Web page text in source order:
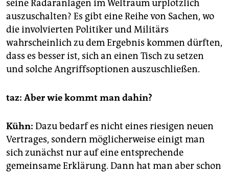
seine Radaranlagen im Weltraum urplötzlich
auszuschalten? Es gibt eine Reihe von Sachen, wo
die involvierten Politiker und Militärs
wahrscheinlich zu dem Ergebnis kommen dürften,
dass es besser ist, sich an einen Tisch zu setzen
und solche Angriffsoptionen auszuschließen.
taz: Aber wie kommt man dahin?
Kühn: Dazu bedarf es nicht eines riesigen neuen
Vertrages, sondern möglicherweise einigt man
sich zunächst nur auf eine entsprechende
gemeinsame Erklärung. Dann hat man aber schon